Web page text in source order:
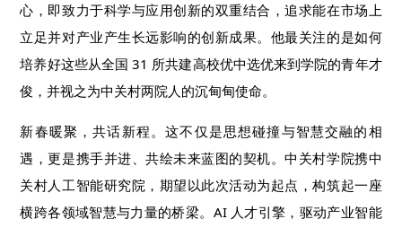
心，即致力于科学与应用创新的双重结合，追求能在市场上
立足并对产业产生长远影响的创新成果。他最关注的是如何
培养好这些从全国 31 所共建高校优中选优来到学院的青年才
俊，并视之为中关村两院人的沉甸甸使命。
新春暖聚，共话新程。这不仅是思想碰撞与智慧交融的相
遇，更是携手并进、共绘未来蓝图的契机。中关村学院携中
关村人工智能研究院，期望以此次活动为起点，构筑起一座
横跨各领域智慧与力量的桥梁。AI 人才引擎，驱动产业智能